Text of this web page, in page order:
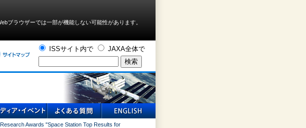
ブラウザーでは⼀部が機能しない可能性があります。
ISSサイト内で JAXA全体で
Awards "Space Station Top Results for